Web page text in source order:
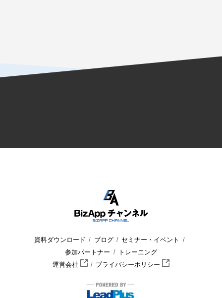
資料ダウンロード ブログ
セミナー・イベント
参加パートナー
トレーニング
運営会社
プライバシーポリシー